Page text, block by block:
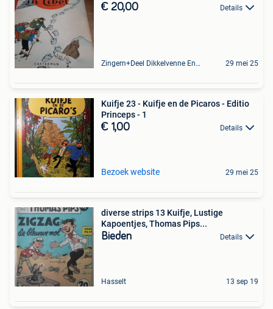
€ 20,00 Details
Zingem+Deel Dikkelvenne En Nederzwalm-Hermelgem 29 mei 25
Kuifje 23 - Kuifje en de Picaros - Editio
Princeps - 1
€ 1,00 Details
Bezoek website 29 mei 25
diverse strips 13 Kuifje, Lustige
Kapoentjes, Thomas Pips...
Bieden Details
Hasselt 13 sep 19